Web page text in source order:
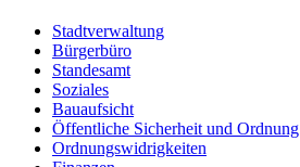
Stadtverwaltung
Bürgerbüro
Standesamt
Soziales
Bauaufsicht
Öffentliche Sicherheit und Ordnung
Ordnungswidrigkeiten